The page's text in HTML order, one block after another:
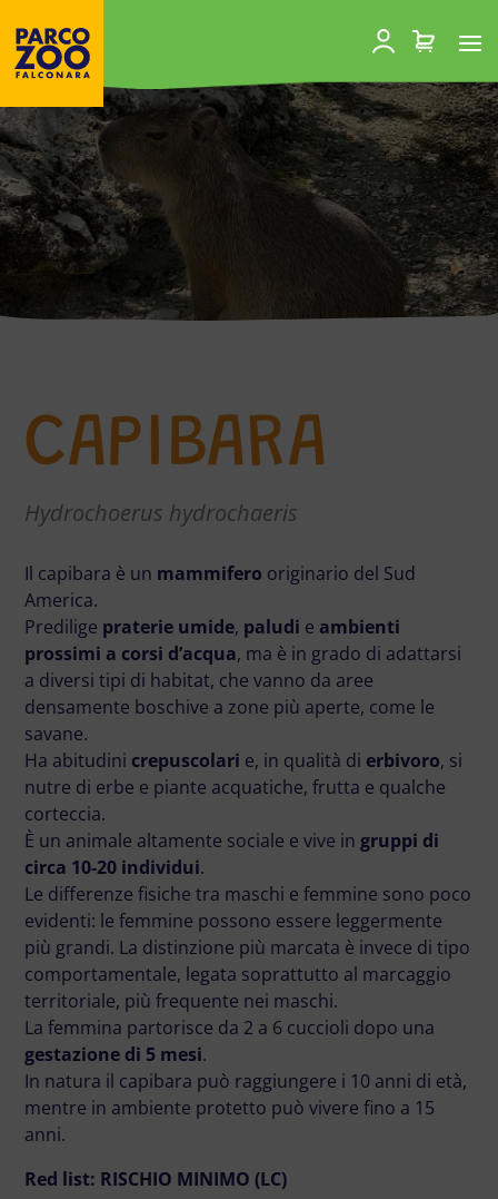
CAPIBARA
Hydrochoerus hydrochaeris
Il capibara è un mammifero originario del Sud
America.
Predilige praterie umide, paludi e ambienti
prossimi a corsi d’acqua, ma è in grado di adattarsi
a diversi tipi di habitat, che vanno da aree
densamente boschive a zone più aperte, come le
savane.
Ha abitudini crepuscolari e, in qualità di erbivoro, si
nutre di erbe e piante acquatiche, frutta e qualche
corteccia.
È un animale altamente sociale e vive in gruppi di
circa 10-20 individui.
Le differenze fisiche tra maschi e femmine sono poco
evidenti: le femmine possono essere leggermente
più grandi. La distinzione più marcata è invece di tipo
comportamentale, legata soprattutto al marcaggio
territoriale, più frequente nei maschi.
La femmina partorisce da 2 a 6 cuccioli dopo una
gestazione di 5 mesi.
In natura il capibara può raggiungere i 10 anni di età,
mentre in ambiente protetto può vivere fino a 15
anni.
Red list: RISCHIO MINIMO (LC)